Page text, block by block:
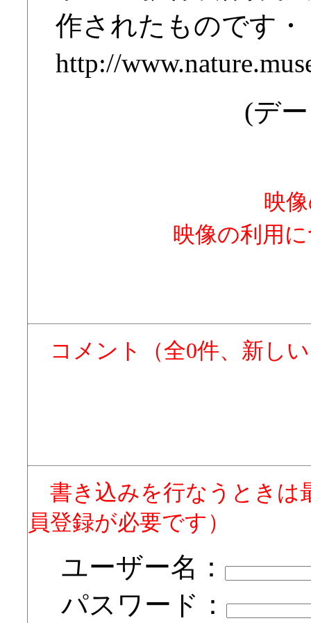
作されたものです・
http://
(デ
映
映像の利用
コメント（全0件、新し
書き込みを行なうときは
員登録が必要です）
ユーザー名：
パスワード：